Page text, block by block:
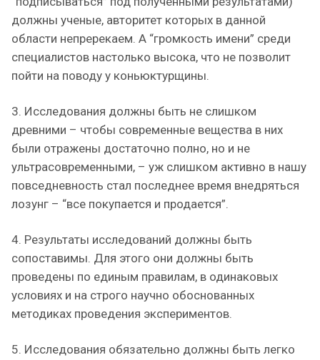
должны ученые, авторитет которых в данной
области непререкаем. А “громкость имени” среди
специалистов настолько высока, что не позволит
пойти на поводу у коньюктурщины.
3. Исследования должны быть не слишком
древними – чтобы современные вещества в них
были отражены достаточно полно, но и не
ультрасовременными, – уж слишком активно в нашу
повседневность стал последнее время внедряться
лозунг – “все покупается и продается”.
4. Результаты исследований должны быть
сопоставимы. Для этого они должны быть
проведены по единым правилам, в одинаковых
условиях и на строго научно обоснованных
методиках проведения экспериментов.
5. Исследования обязательно должны быть легко